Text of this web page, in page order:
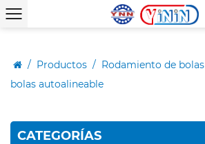
/ Productos / Rodamiento de bolas
bolas autoalineable
CATEGORÍAS